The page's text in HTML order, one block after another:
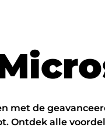
icro
met de
Ontdek alle